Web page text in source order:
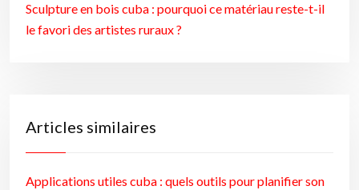
Sculpture en bois cuba : pourquoi ce matériau reste-t-il
le favori des artistes ruraux ?
Articles similaires
Applications utiles cuba : quels outils pour planifier son